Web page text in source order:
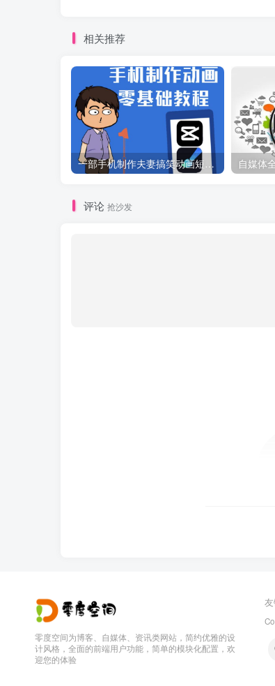
相关推荐
一部手机制作夫妻搞笑动画短视频教程，零基础也能快速上手 自媒体
评论 抢沙发
零度空间为博客、自媒体、资讯类网站，简约优雅的设
计风格，全面的前端用户功能，简单的模块化配置，欢
迎您的体验